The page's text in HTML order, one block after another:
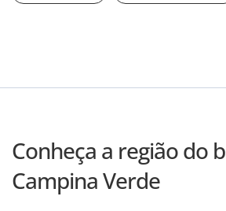
Conheça a região do
Campina Verde